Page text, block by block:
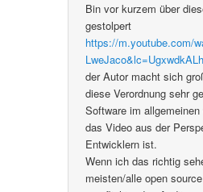
Bin vor kurzem über
gestolpert
https://m.youtube.com/
der Autor macht sich
diese Verordnung sehr
Software im
das Video aus der
Entwicklern ist.
Wenn ich das richtig
meisten/alle open